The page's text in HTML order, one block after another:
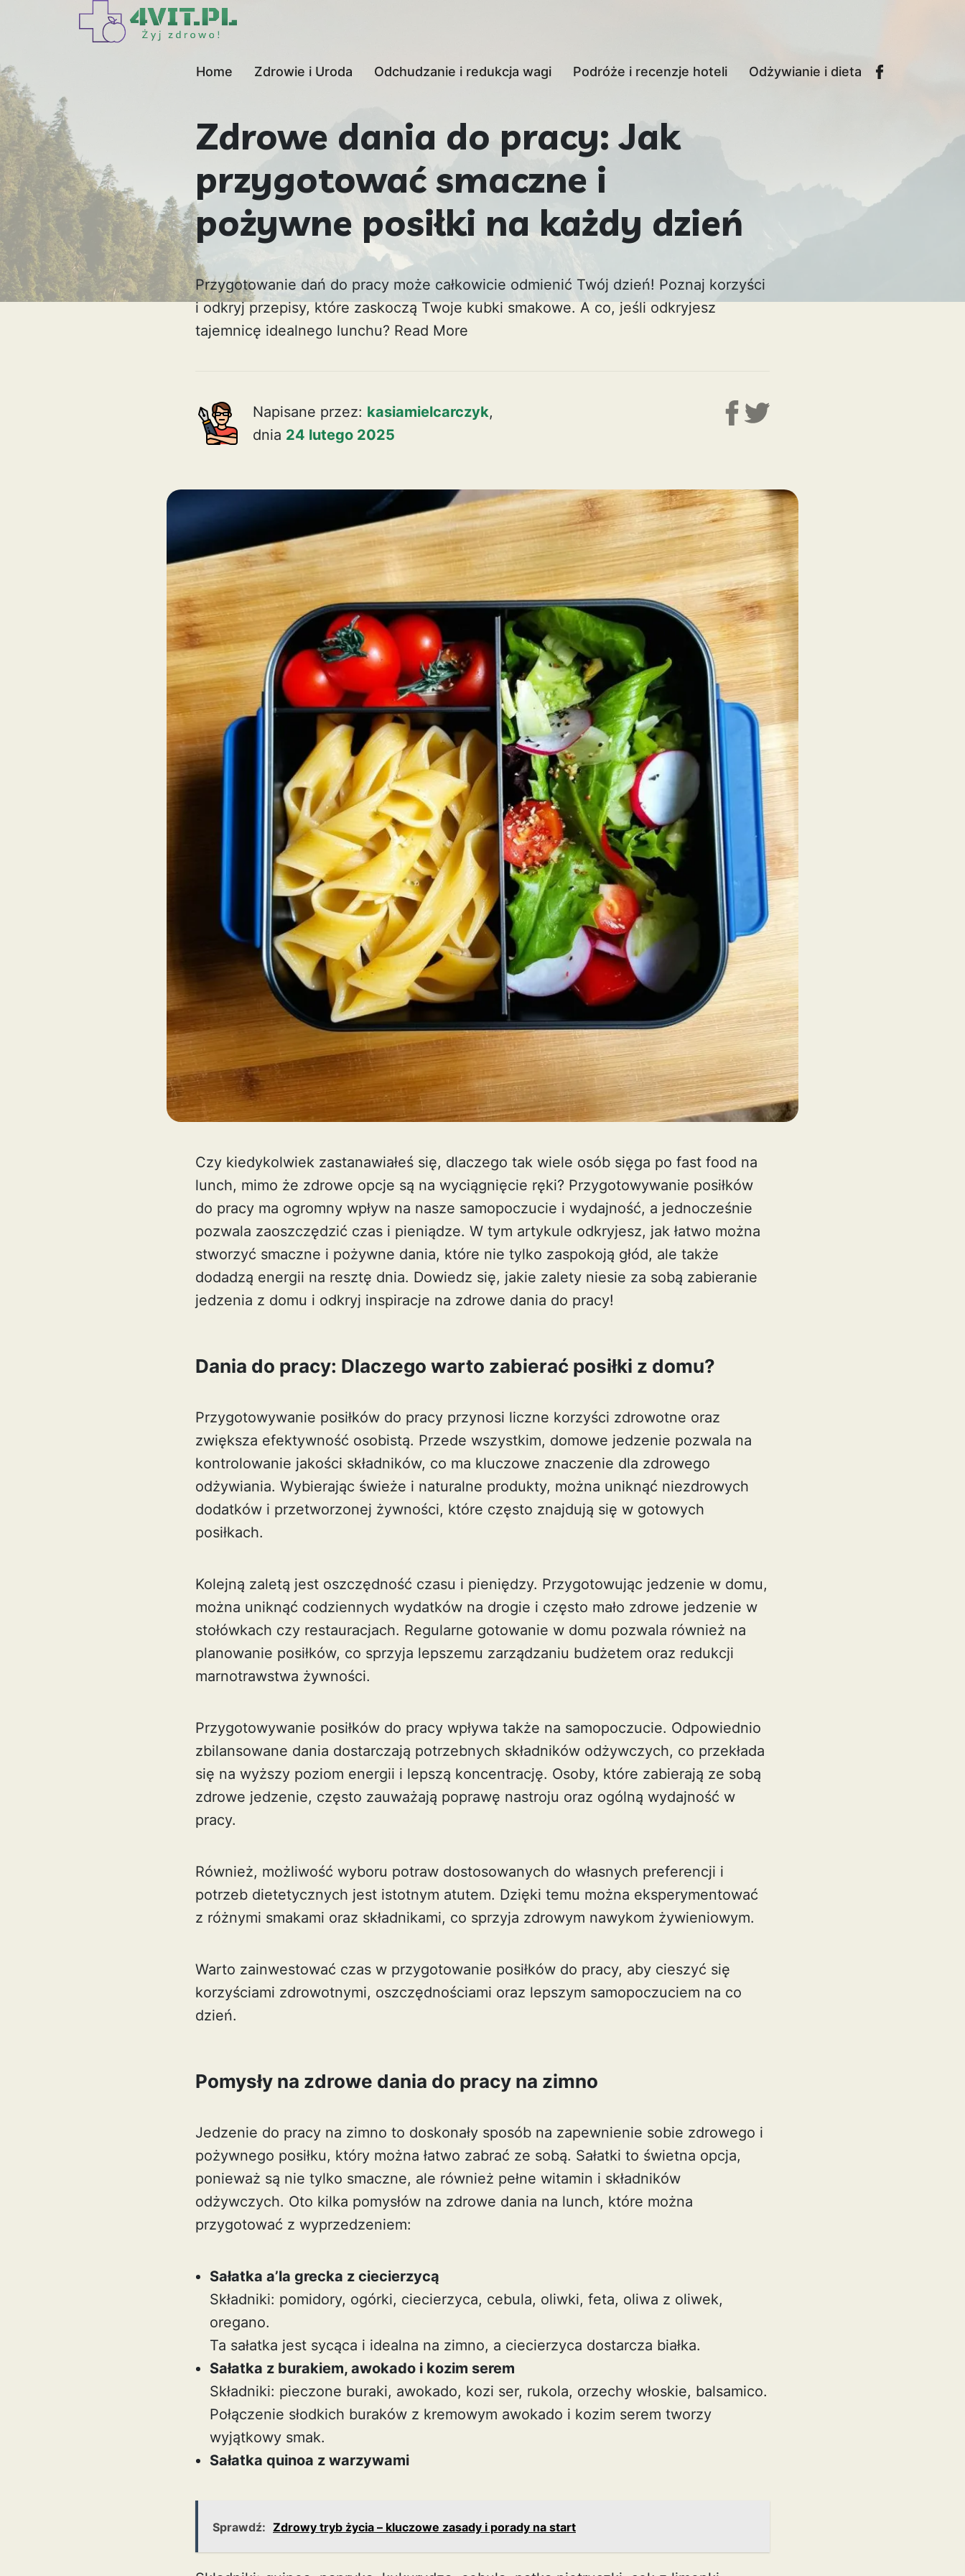
Home Zdrowie i Uroda Odchudzanie i redukcja wagi Podróże i recenzje hoteli Odżywianie i dieta
Zdrowe dania do pracy: Jak
przygotować smaczne i
pożywne posiłki na każdy dzień
Przygotowanie dań do pracy może całkowicie odmienić Twój dzień! Poznaj korzyści
i odkryj przepisy, które zaskoczą Twoje kubki smakowe. A co, jeśli odkryjesz
tajemnicę idealnego lunchu? Read More
Napisane przez: kasiamielcarczyk,
dnia 24 lutego 2025
Czy kiedykolwiek zastanawiałeś się, dlaczego tak wiele osób sięga po fast food na
lunch, mimo że zdrowe opcje są na wyciągnięcie ręki? Przygotowywanie posiłków
do pracy ma ogromny wpływ na nasze samopoczucie i wydajność, a jednocześnie
pozwala zaoszczędzić czas i pieniądze. W tym artykule odkryjesz, jak łatwo można
stworzyć smaczne i pożywne dania, które nie tylko zaspokoją głód, ale także
dodadzą energii na resztę dnia. Dowiedz się, jakie zalety niesie za sobą zabieranie
jedzenia z domu i odkryj inspiracje na zdrowe dania do pracy!
Dania do pracy: Dlaczego warto zabierać posiłki z domu?
Przygotowywanie posiłków do pracy przynosi liczne korzyści zdrowotne oraz
zwiększa efektywność osobistą. Przede wszystkim, domowe jedzenie pozwala na
kontrolowanie jakości składników, co ma kluczowe znaczenie dla zdrowego
odżywiania. Wybierając świeże i naturalne produkty, można uniknąć niezdrowych
dodatków i przetworzonej żywności, które często znajdują się w gotowych
posiłkach.
Kolejną zaletą jest oszczędność czasu i pieniędzy. Przygotowując jedzenie w domu,
można uniknąć codziennych wydatków na drogie i często mało zdrowe jedzenie w
stołówkach czy restauracjach. Regularne gotowanie w domu pozwala również na
planowanie posiłków, co sprzyja lepszemu zarządzaniu budżetem oraz redukcji
marnotrawstwa żywności.
Przygotowywanie posiłków do pracy wpływa także na samopoczucie. Odpowiednio
zbilansowane dania dostarczają potrzebnych składników odżywczych, co przekłada
się na wyższy poziom energii i lepszą koncentrację. Osoby, które zabierają ze sobą
zdrowe jedzenie, często zauważają poprawę nastroju oraz ogólną wydajność w
pracy.
Również, możliwość wyboru potraw dostosowanych do własnych preferencji i
potrzeb dietetycznych jest istotnym atutem. Dzięki temu można eksperymentować
z różnymi smakami oraz składnikami, co sprzyja zdrowym nawykom żywieniowym.
Warto zainwestować czas w przygotowanie posiłków do pracy, aby cieszyć się
korzyściami zdrowotnymi, oszczędnościami oraz lepszym samopoczuciem na co
dzień.
Pomysły na zdrowe dania do pracy na zimno
Jedzenie do pracy na zimno to doskonały sposób na zapewnienie sobie zdrowego i
pożywnego posiłku, który można łatwo zabrać ze sobą. Sałatki to świetna opcja,
ponieważ są nie tylko smaczne, ale również pełne witamin i składników
odżywczych. Oto kilka pomysłów na zdrowe dania na lunch, które można
przygotować z wyprzedzeniem:
Sałatka a’la grecka z ciecierzycą
Składniki: pomidory, ogórki, ciecierzyca, cebula, oliwki, feta, oliwa z oliwek,
oregano.
Ta sałatka jest sycąca i idealna na zimno, a ciecierzyca dostarcza białka.
Sałatka z burakiem, awokado i kozim serem
Składniki: pieczone buraki, awokado, kozi ser, rukola, orzechy włoskie, balsamico.
Połączenie słodkich buraków z kremowym awokado i kozim serem tworzy
wyjątkowy smak.
Sałatka quinoa z warzywami
Sprawdź: Zdrowy tryb życia – kluczowe zasady i porady na start